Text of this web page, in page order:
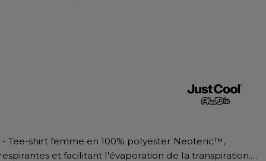
SWEAT-SHIRT
SPLASHMACS
RESTAURATION
SANTÉ
et facilitant l'évaporation de la transpiration.